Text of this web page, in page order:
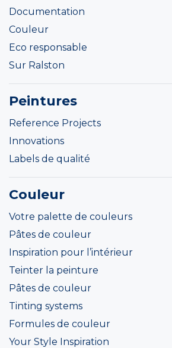
Documentation
Couleur
Eco responsable
Sur Ralston
Peintures
Reference Projects
Innovations
Labels de qualité
Couleur
Votre palette de couleurs
Pâtes de couleur
Inspiration pour l’intérieur
Teinter la peinture
Pâtes de couleur
Tinting systems
Formules de couleur
Your Style Inspiration